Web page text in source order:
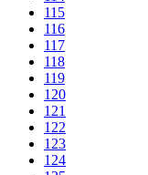
115
116
117
118
119
120
121
122
123
124